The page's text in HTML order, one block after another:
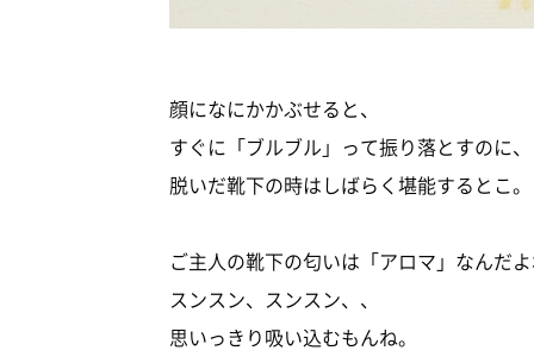
顔になにかかぶせると、
すぐに「ブルブル」って振り落とすのに、
脱いだ靴下の時はしばらく堪能するとこ。
ご主人の靴下の匂いは「アロマ」なんだ
スンスン、スンスン、、
思いっきり吸い込むもんね。